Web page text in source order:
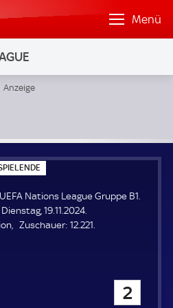
Menü
P
E
L
E
N
Nations League Gruppe B1.
19.11.2024.
Zuschauer: Z
12.221.
2